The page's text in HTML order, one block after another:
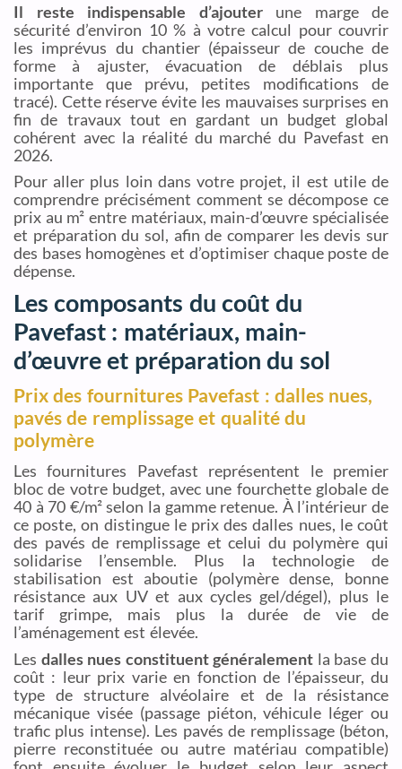
Il reste indispensable d’ajouterune marge de
sécurité d’environ 10 % à votre calcul pour couvrir
les imprévus du chantier (épaisseur de couche de
forme à ajuster, évacuation de déblais plus
importante que prévu, petites modifications de
tracé). Cette réserve évite les mauvaises surprises en
fin de travaux tout en gardant un budget global
cohérent avec la réalité du marché du Pavefast en
2026.
Pour aller plus loin dans votre projet, il est utile de
comprendre précisément comment se décompose ce
prix au m² entre matériaux, main-d’œuvre spécialisée
et préparation du sol, afin de comparer les devis sur
des bases homogènes et d’optimiser chaque poste de
dépense.
Les composants du coût du
Pavefast : matériaux, main-
d’œuvre et préparation du sol
Prix des fournitures Pavefast : dalles nues,
pavés de remplissage et qualité du
polymère
Les fournitures Pavefast représentent le premier
bloc de votre budget, avec une fourchette globale de
40 à 70 €/m² selon la gamme retenue. À l’intérieur de
ce poste, on distingue le prix des dalles nues, le coût
des pavés de remplissage et celui du polymère qui
solidarise l’ensemble. Plus la technologie de
stabilisation est aboutie (polymère dense, bonne
résistance aux UV et aux cycles gel/dégel), plus le
tarif grimpe, mais plus la durée de vie de
l’aménagement est élevée.
Les dalles nues constituent généralement la base du
coût : leur prix varie en fonction de l’épaisseur, du
type de structure alvéolaire et de la résistance
mécanique visée (passage piéton, véhicule léger ou
trafic plus intense). Les pavés de remplissage (béton,
pierre reconstituée ou autre matériau compatible)